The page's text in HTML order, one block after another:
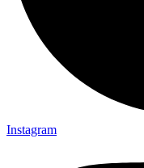
Instagram